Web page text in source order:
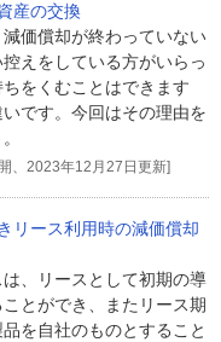
産の交換
価償却が終わっていない
えをしている方がいらっ
をくむことはできます
です。今回はその理由を
、2023年12月27日更新]
ース利用時の減価償却
、リースとして初期の導
とができ、またリース期
を自社のものとすること